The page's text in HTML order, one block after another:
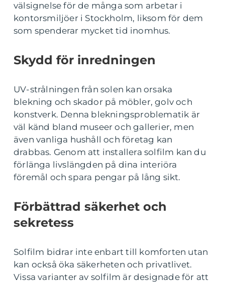
välsignelse för de många som arbetar i
kontorsmiljöer i Stockholm, liksom för dem
som spenderar mycket tid inomhus.
Skydd för inredningen
UV-strålningen från solen kan orsaka
blekning och skador på möbler, golv och
konstverk. Denna blekningsproblematik är
väl känd bland museer och gallerier, men
även vanliga hushåll och företag kan
drabbas. Genom att installera solfilm kan du
förlänga livslängden på dina interiöra
föremål och spara pengar på lång sikt.
Förbättrad säkerhet och
sekretess
Solfilm bidrar inte enbart till komforten utan
kan också öka säkerheten och privatlivet.
Vissa varianter av solfilm är designade för att